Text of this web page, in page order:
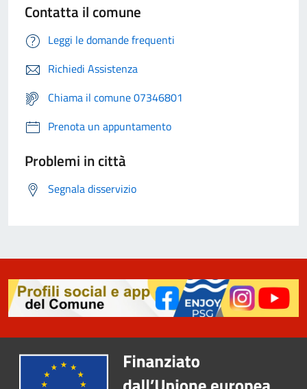
Contatta il comune
Leggi le domande frequenti
Richiedi Assistenza
Chiama il comune 07346801
Prenota un appuntamento
Problemi in città
Segnala disservizio